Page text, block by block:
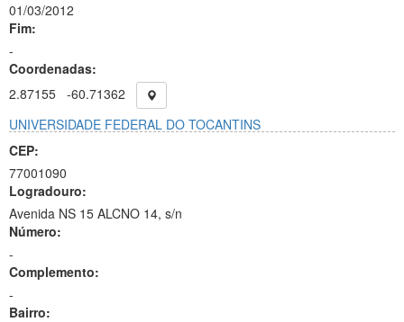
01/03/2012
Fim:
-
Coordenadas:
2.87155 -60.71362
UNIVERSIDADE FEDERAL DO TOCANTINS
CEP:
77001090
Logradouro:
Avenida NS 15 ALCNO 14, s/n
Número:
-
Complemento:
-
Bairro: